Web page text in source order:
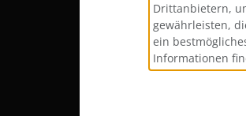
Alle Preise inkl. gesetzl.
Drittanbietern,
gewährleisten,
ein
Informationen